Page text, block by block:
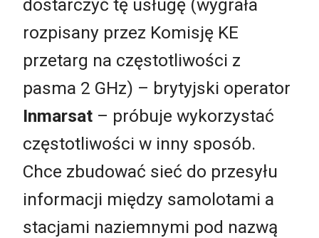
dostarczyć tę usługę (wygrała
rozpisany przez Komisję KE
przetarg na częstotliwości z
pasma 2 GHz) – brytyjski operator
Inmarsat – próbuje wykorzystać
częstotliwości w inny sposób.
Chce zbudować sieć do przesyłu
informacji między samolotami a
stacjami naziemnymi pod nazwą